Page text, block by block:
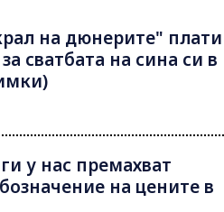
на дюнерите" плати
сватбата на сина си в
у нас премахват
на цените в